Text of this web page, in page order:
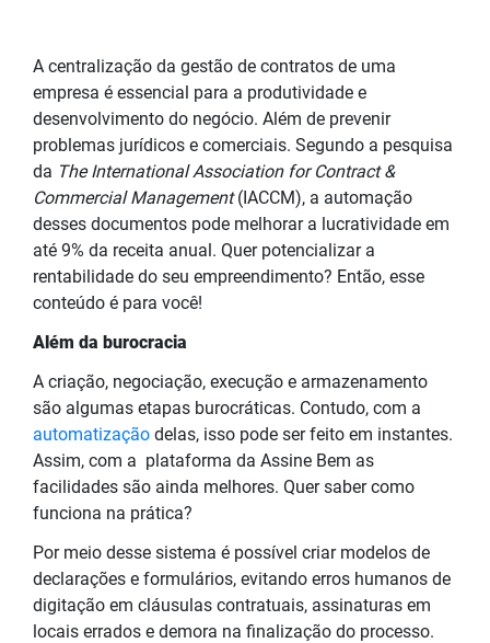
A centralização da gestão de contratos de uma
empresa é essencial para a produtividade e
desenvolvimento do negócio. Além de prevenir
problemas jurídicos e comerciais. Segundo a pesquisa
da The International Association for Contract &
Commercial Management(IACCM), a automação
desses documentos pode melhorar a lucratividade em
até 9% da receita anual. Quer potencializar a
rentabilidade do seu empreendimento? Então, esse
conteúdo é para você!
Além da burocracia
A criação, negociação, execução e armazenamento
são algumas etapas burocráticas. Contudo, com a
automatização delas, isso pode ser feito em instantes.
Assim, com a plataforma da Assine Bem as
facilidades são ainda melhores. Quer saber como
funciona na prática?
Por meio desse sistema é possível criar modelos de
declarações e formulários, evitando erros humanos de
digitação em cláusulas contratuais, assinaturas em
locais errados e demora na finalização do processo.